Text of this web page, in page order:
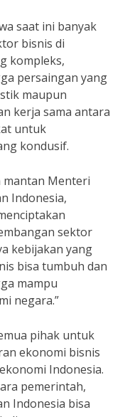
saat ini banyak
bisnis di
kompleks,
persaingan yang
maupun
kerja sama antara
untuk
kondusif.
mantan Menteri
Indonesia,
sektor
kebijakan yang
bisa tumbuh dan
mampu
negara.”
pihak untuk
ekonomi bisnis
Indonesia.
pemerintah,
Indonesia bisa